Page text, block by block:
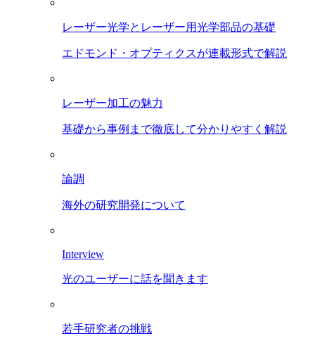
レーザー光学とレーザー用光学部品の基礎
エドモンド・オプティクスが連載形式で解説
レーザー加工の魅力
基礎から事例まで徹底して分かりやすく解説
論調
海外の研究開発について
Interview
光のユーザーに話を聞きます
若手研究者の挑戦